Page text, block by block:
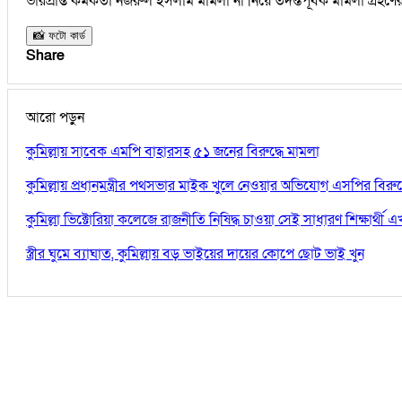
📸 ফটো কার্ড
Share
আরো পড়ুন
কুমিল্লায় সাবেক এমপি বাহারসহ ৫১ জনের বিরুদ্ধে মামলা
কুমিল্লায় প্রধানমন্ত্রীর পথসভার মাইক খুলে নেওয়ার অভিযোগ এসপির
কুমিল্লা ভিক্টোরিয়া কলেজে রাজনীতি নিষিদ্ধ চাওয়া সেই সাধারণ
স্ত্রীর ঘুমে ব্যাঘাত, কুমিল্লায় বড় ভাইয়ের দায়ের কোপে ছোট ভাই খুন